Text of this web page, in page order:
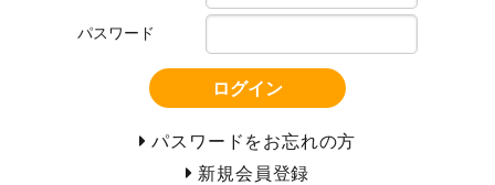
パスワード
ログイン
パスワードをお忘れの方
新規会員登録